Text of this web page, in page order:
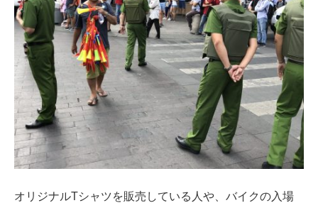
オリジナルTシャツを販売している人や、バイクの入場